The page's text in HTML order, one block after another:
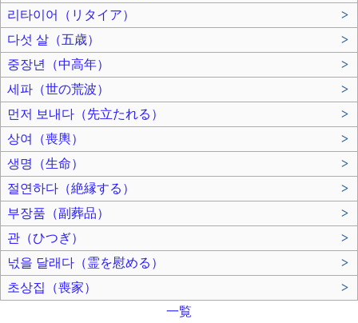
리타이어（リタイア）
>
다섯 살（五歳）
>
중장년（中高年）
>
세파（世の荒波）
>
먼저 보내다（先立たれる）
>
상여（喪輿）
>
생명（生命）
>
절연하다（絶縁する）
>
부장품（副葬品）
>
관（ひつぎ）
>
넋을 달래다（霊を慰める）
>
초상집（喪家）
>
一覧